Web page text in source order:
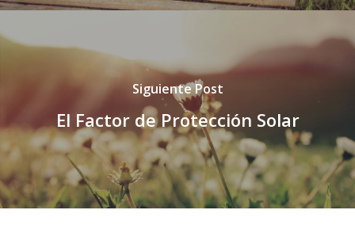
Siguiente Post
El Factor de Protección Solar